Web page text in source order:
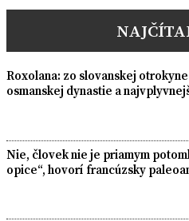
Roxolana: zo slovanskej
osmanskej dynastie a
Nie, človek nie je priamym
opice“, hovorí francúzsky